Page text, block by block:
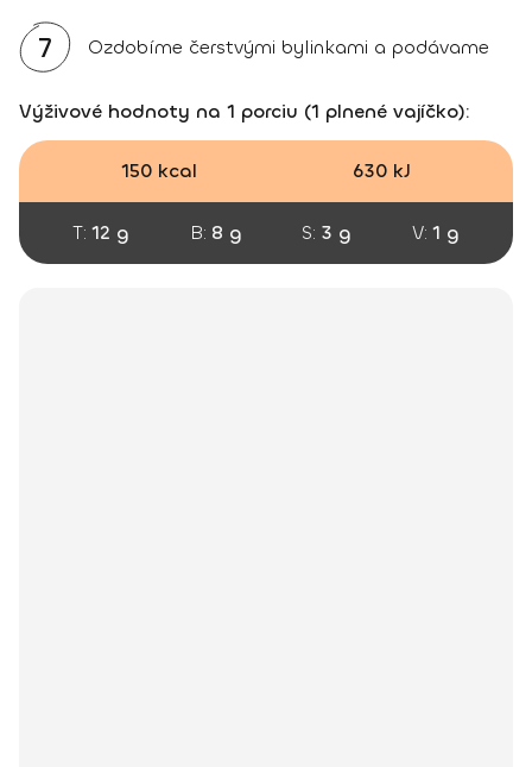
7 Ozdobíme čerstvými bylinkami a podávame
Výživové hodnoty na 1 porciu (1 plnené vajíčko):
150 kcal 630 kJ
T: 12 g B: 8 g S: 3 g V: 1 g